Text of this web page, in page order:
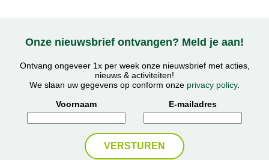
Onze nieuwsbrief ontvangen? Meld je aan!
Ontvang ongeveer 1x per week onze nieuwsbrief met acties,
nieuws & activiteiten!
We slaan uw gegevens op conform onze privacy policy.
Voornaam
E-mailadres